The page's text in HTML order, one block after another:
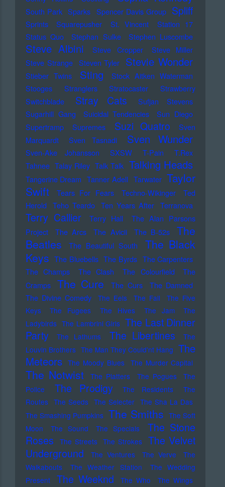
South Park Sparks Spencer Davis Group Spliff
Sprints Squarepusher St. Vincent
Station 17
Status Quo
Stephan Sulke Stephen Luscombe
Steve Albini Steve Cropper
Steve Miller
Steve Strange Steven Tyler Stevie Wonder
Stieber Twins Sting
Stock Aitken Waterman
Stooges
Stranglers Stratocaster
Strawberry
Switchblade
Stray Cats
Sufjan Stevens
Sugarhill Gang
Suicidal Tendencies
Sun Diego
Supertramp
Supremes Suzi Quatro
Sven
Marquardt
Sven Tasnadi Sven Wunder
Sven-Ake Johansson SXSW T-Pain
T.Rex
Tahnee Talay Riley Talk Talk Talking Heads
Tangerine Dream Tanner Adell Tarwater Taylor
Swift
Tears For Fears Techno-Wikinger
Ted
Herold
Teho Teardo Ten Years After Terranova
Terry Callier Terry Hall
The Alan Parsons
Project
The Arcs The Avicii The B-52s
The
Beatles
The Beautiful South
The Black
Keys The Bluebells The Byrds The Carpenters
The Champs
The Clash The Colourfield
The
Cramps
The Cure The Curs
The Damned
The Divine Comedy
The Eels The Fall
The Five
Keys
The Fugees The Hives The Jam
The
Ladybirds The Lambrini Girls The Last Dinner
Party
The Lathums The Libertines
The
Louvin Brothers The Man They Could'nt Hang The
Meteors The Moody Blues The Murder Capital
The Notwist The Platters The Pogues
The
Police
The Prodigy The Residents
The
Routes The Seeds The Selecter The Sha La Das
The Smashing Pumpkins The Smiths The Soft
Moon
The Sound The Specials
The Stone
Roses
The Streets The Strokes
The Velvet
Underground
The Ventures The Verve
The
Walkabouts
The Weather Station
The Wedding
Present
The Weeknd The Who
The Wings